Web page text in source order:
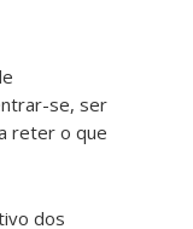
se, ser
reter o que
dos